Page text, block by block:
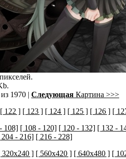
1970 | Следующая Картина >>>
[ 122 ] [ 123 ] [ 124 ] [ 125 ] [ 126 ] [
108] [ 108 - 120] [ 120 - 132] [ 132 -
204 - 216] [ 216 - 228]
320x240 ] [ 560x420 ] [ 640x480 ] [